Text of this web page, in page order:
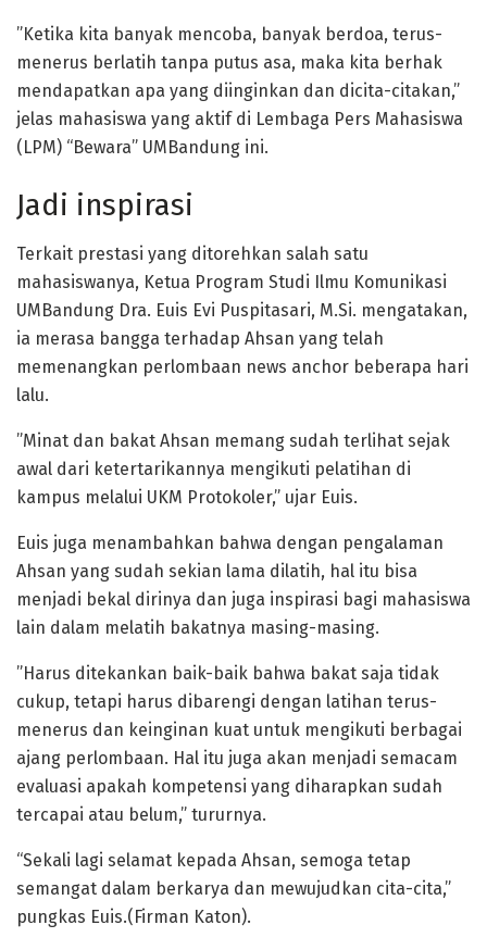
”Ketika kita banyak mencoba, banyak berdoa, terus-
menerus berlatih tanpa putus asa, maka kita berhak
mendapatkan apa yang diinginkan dan dicita-citakan,”
jelas mahasiswa yang aktif di Lembaga Pers Mahasiswa
(LPM) “Bewara” UMBandung ini.
Jadi inspirasi
Terkait prestasi yang ditorehkan salah satu
mahasiswanya, Ketua Program Studi Ilmu Komunikasi
UMBandung Dra. Euis Evi Puspitasari, M.Si. mengatakan,
ia merasa bangga terhadap Ahsan yang telah
memenangkan perlombaan news anchor beberapa hari
lalu.
”Minat dan bakat Ahsan memang sudah terlihat sejak
awal dari ketertarikannya mengikuti pelatihan di
kampus melalui UKM Protokoler,” ujar Euis.
Euis juga menambahkan bahwa dengan pengalaman
Ahsan yang sudah sekian lama dilatih, hal itu bisa
menjadi bekal dirinya dan juga inspirasi bagi mahasiswa
lain dalam melatih bakatnya masing-masing.
”Harus ditekankan baik-baik bahwa bakat saja tidak
cukup, tetapi harus dibarengi dengan latihan terus-
menerus dan keinginan kuat untuk mengikuti berbagai
ajang perlombaan. Hal itu juga akan menjadi semacam
evaluasi apakah kompetensi yang diharapkan sudah
tercapai atau belum,” tururnya.
“Sekali lagi selamat kepada Ahsan, semoga tetap
semangat dalam berkarya dan mewujudkan cita-cita,”
pungkas Euis.(Firman Katon).